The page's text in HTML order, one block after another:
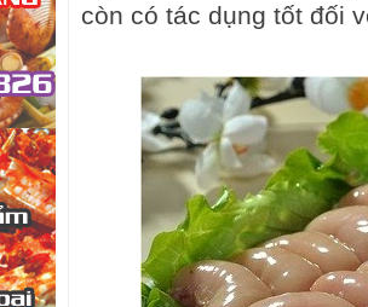
còn có tác dụng tốt đối